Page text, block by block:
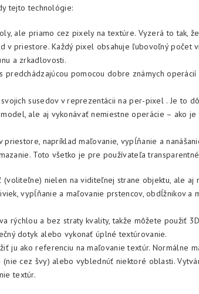
tejto technológie:
ale priamo cez pixely na textúre. Vyzerá to tak,
v priestore. Každý pixel obsahuje ľubovoľný počet
a zrkadlovosti.
predchádzajúcou pomocou dobre známych operácií
susedov v reprezentácii na per-pixel . Je to
ale aj vykonávať nemiestne operácie – ako je
napríklad maľovanie, vypĺňanie a
Toto všetko je pre používateľa
(voliteľne) nielen na viditeľnej strane objektu, ale aj
vypĺňanie a maľovanie prstencov, obdĺžnikov a
rýchlou a bez straty kvality, takže môžete použiť
dotyk alebo vykonať úplné textúrovanie.
ju ako referenciu na maľovanie textúr. Normálne
cez švy) alebo vyblednúť niektoré oblasti.
textúr.